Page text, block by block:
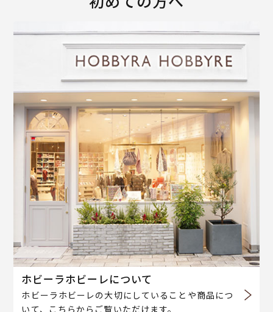
ホビーラホビーレについて
ホビーラホビーレの大切にしていることや商品につ
いて、こちらからご覧いただけます。